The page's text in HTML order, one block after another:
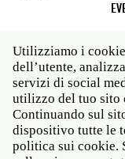
Social
media
Roma: Via Angelo
06 58461 · f 39
New York: 535
Utilizziamo i
dell’utente,
servizi di social
utilizzo del tuo sito
Continuando sul
dispositivo tutte le
politica sui cookie.